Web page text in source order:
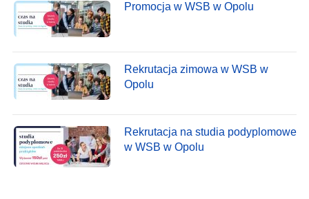
Promocja w WSB w Opolu
Rekrutacja zimowa w WSB w
Opolu
Rekrutacja na studia podyplomowe
w WSB w Opolu